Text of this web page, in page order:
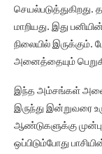
செயல்படுத்துகிறது.
மாறியது. இது
நிலையில்
அனைத்தையும்
இந்த அம்சங்கள்
இருந்து இன்றுவரை
ஆண்டுகளுக்கு
ஒப்பிடும்போது